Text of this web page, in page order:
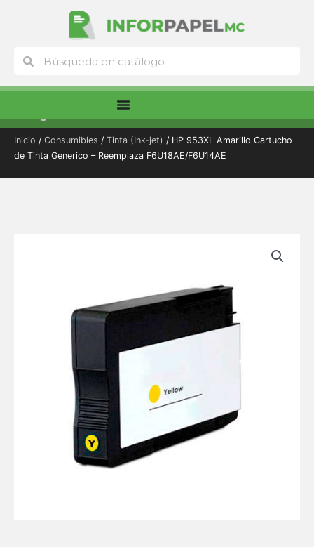
Buscar
Inicio / Consumibles / Tinta (Ink-jet) / HP 953XL Amarillo Cartucho
de Tinta Generico – Reemplaza F6U18AE/F6U14AE